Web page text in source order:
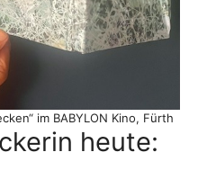
im BABYLON Kino, Fürth
heute: